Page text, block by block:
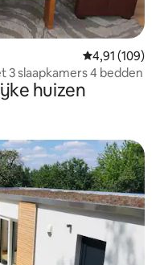
Gemiddelde
4,91 (109)
slaapkamers 4 bedden
huizen